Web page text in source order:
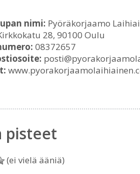
nimi: Pyöräkorjaamo
28, 90100 Oulu
08372657
pisteet
(ei vielä ääniä)